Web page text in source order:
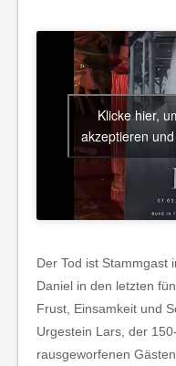
Klicke hier,
akzeptieren
Der Tod ist Stammgast
Daniel in den letzten
Frust, Einsamkeit und
Urgestein Lars, der
rausgeworfenen